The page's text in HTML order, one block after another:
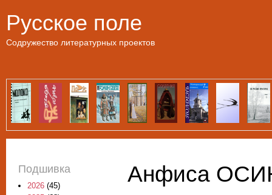
Русское поле
Содружество литературных проектов
Анфиса
Подшивка
2026 (45)